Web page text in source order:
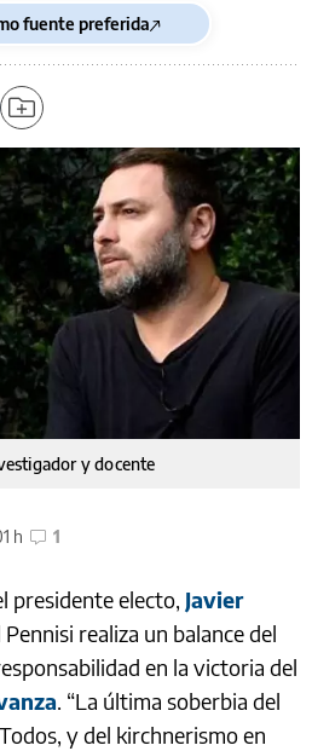
fuente preferida
y docente
h 1
presidente electo, Javier
realiza un balance del
en la victoria del
. “La última soberbia del
y del kirchnerismo en